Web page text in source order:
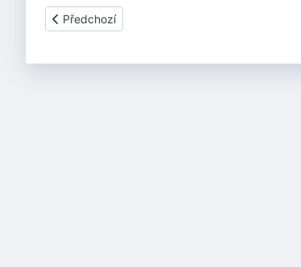
Předchozí článek: Zpravodaj Keltoi 15.6.2004
Předchozí